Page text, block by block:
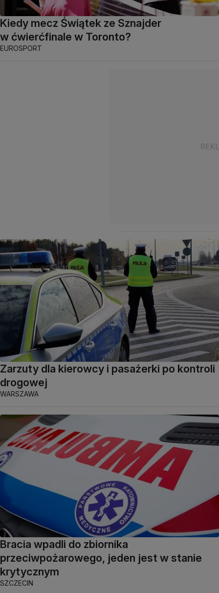
Kiedy mecz Świątek ze Sznajder
w ćwierćfinale w Toronto?
EUROSPORT
Zarzuty dla kierowcy i pasażerki po kontroli
drogowej
WARSZAWA
Bracia wpadli do zbiornika
przeciwpożarowego, jeden jest w stanie
krytycznym
SZCZECIN